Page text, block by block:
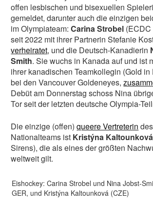
offen lesbischen und bisexuellen
gemeldet, darunter auch die einzigen
im Olympiateam:Carina Strobel (ECDC
seit 2022 mit ihrer Partnerin Stefanie
verheiratet, und die Deutsch-Kanadierin
Smith. Sie wuchs in Kanada auf und ist
ihrer kanadischen Teamkollegin (Gold in
bei den Vancouver Goldeneyes,
Debüt am Donnerstag schoss Nina
Tor seit der letzten deutsche Olympia-
Die einzige (offen)queere Vertreterin
Nationalteams ist Kristýna Kaltounková
Sirens), die als eines der größten
weltweit gilt.
Eishockey: Carina Strobel und Nina Jobst-
GER, und Kristýna Kaltounková (CZE)